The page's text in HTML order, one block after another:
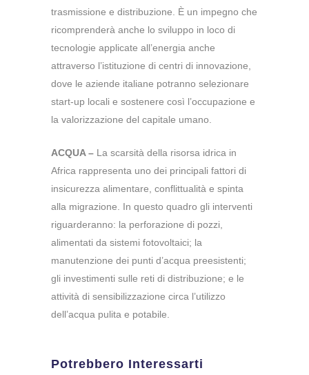
trasmissione e distribuzione. È un impegno che
ricomprenderà anche lo sviluppo in loco di
tecnologie applicate all’energia anche
attraverso l’istituzione di centri di innovazione,
dove le aziende italiane potranno selezionare
start-up locali e sostenere così l’occupazione e
la valorizzazione del capitale umano.
ACQUA – La scarsità della risorsa idrica in
Africa rappresenta uno dei principali fattori di
insicurezza alimentare, conflittualità e spinta
alla migrazione. In questo quadro gli interventi
riguarderanno: la perforazione di pozzi,
alimentati da sistemi fotovoltaici; la
manutenzione dei punti d’acqua preesistenti;
gli investimenti sulle reti di distribuzione; e le
attività di sensibilizzazione circa l’utilizzo
dell’acqua pulita e potabile.
Potrebbero Interessarti